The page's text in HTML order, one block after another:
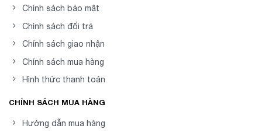
Chính sách bảo mật
Chính sách đổi trả
Chính sách giao nhận
Chính sách mua hàng
Hình thức thanh toán
CHÍNH SÁCH MUA HÀNG
Hướng dẫn mua hàng